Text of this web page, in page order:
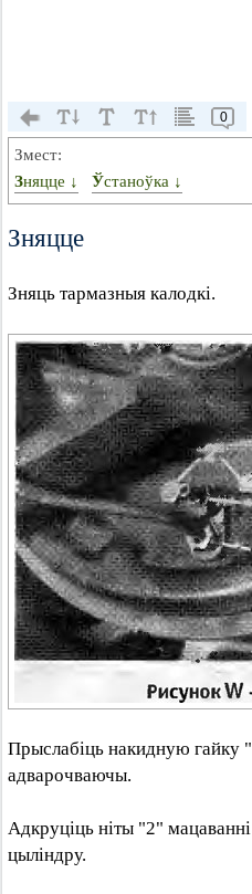
0
Змест:
Зняцце ↓
Ўстаноўка ↓
Зняцце
Зняць тармазныя калодкі.
Прыслабіць накидную гайку
адварочваючы.
Адкруціць ніты "2"
цыліндру.